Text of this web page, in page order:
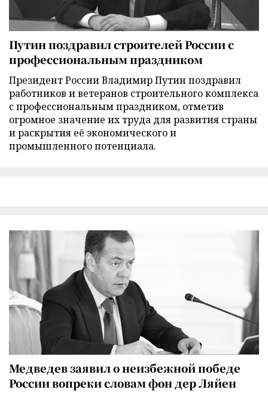
Путин поздравил строителей России с
профессиональным праздником
Президент России Владимир Путин поздравил
работников и ветеранов строительного комплекса
с профессиональным праздником, отметив
огромное значение их труда для развития страны
и раскрытия её экономического и
промышленного потенциала.
Медведев заявил о неизбежной победе
России вопреки словам фон дер Ляйен